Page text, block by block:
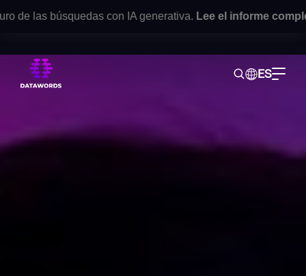
con IA generativa.Lee el informe completoaquí. •
ES